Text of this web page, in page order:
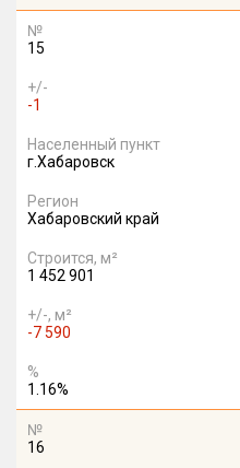
№
15
+/-
-1
Населенный пункт
г.Хабаровск
Регион
Хабаровский край
Строится, м²
1 452 901
+/-, м²
-7 590
%
1.16%
№
16